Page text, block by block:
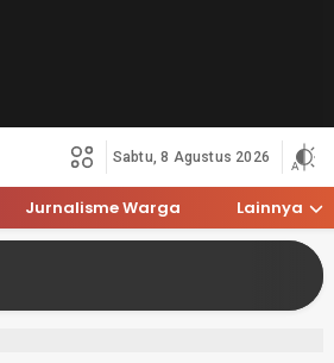
Sabtu, 8 Agustus 2026
Jurnalisme Warga Lainnya